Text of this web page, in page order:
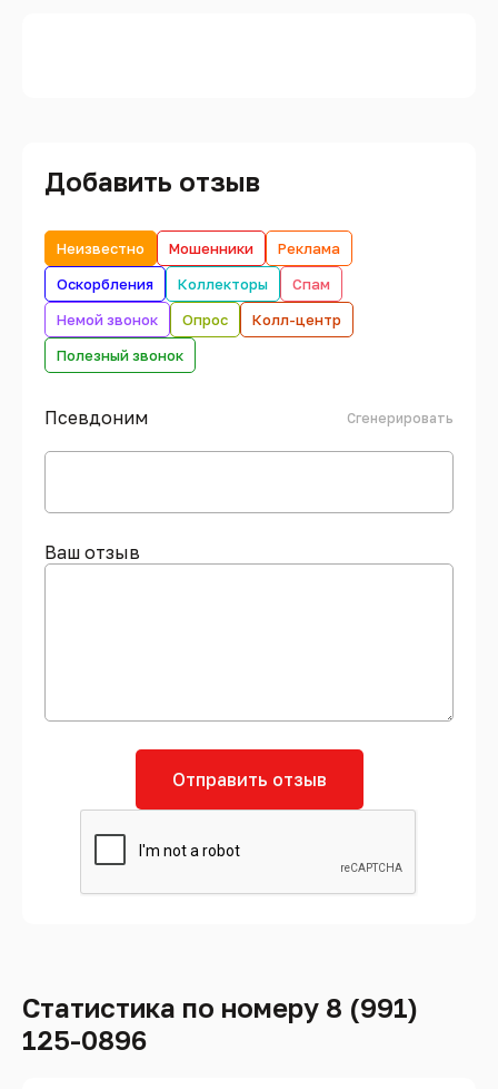
Добавить отзыв
Неизвестно Мошенники
Реклама
Оскорбления
Коллекторы
Спам
Немой звонок
Опрос
Колл-центр
Полезный звонок
Псевдоним Сгенерировать
Ваш отзыв
Отправить отзыв
Статистика по номеру 8 (991)
125-0896